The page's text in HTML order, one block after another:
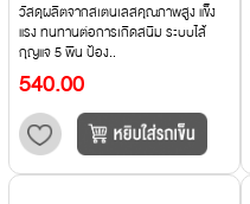
วัสดุผลิตจากสเตนเลสคุณภาพสูง แข็ง
แรง ทนทานต่อการเกิดสนิม ระบบไส้
กุญแจ 5 พิน ป้อง..
540.00